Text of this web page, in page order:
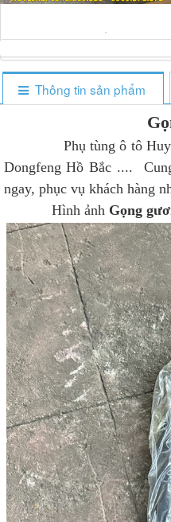
Thông tin sản phẩm
Phụ tùng ô tô Huyền
Dongfeng Hồ Bắc ....
ngay, phục vụ khách hàng
Hình ảnh Gọng